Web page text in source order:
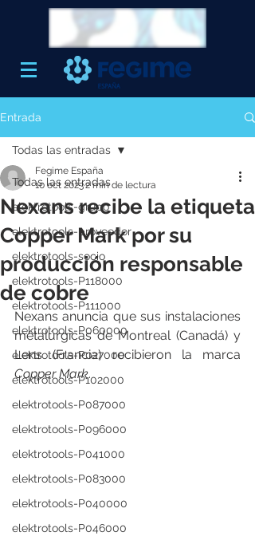
Entrada
Todas las entradas
elektrotools-grupo
elektrotools-proveedor
elektrotools-socio
elektrotools-P118000
elektrotools-P111000
elektrotools-P060000
elektrotools-P027000
elektrotools-P102000
elektrotools-P087000
elektrotools-P096000
elektrotools-P041000
elektrotools-P083000
elektrotools-P040000
elektrotools-P046000
Todas las entradas
Nexans recibe la etiqueta
Copper Mark por su
producción responsable
de cobre
Fegime España
10 oct 20232 min de lectura
Nexans anuncia que sus instalaciones
metalúrgicas de Montreal (Canadá) y
Copper Mark.